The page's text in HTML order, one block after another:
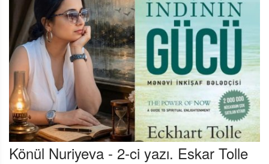
Könül Nuriyeva - 2-ci yazı. Eskar Tolle